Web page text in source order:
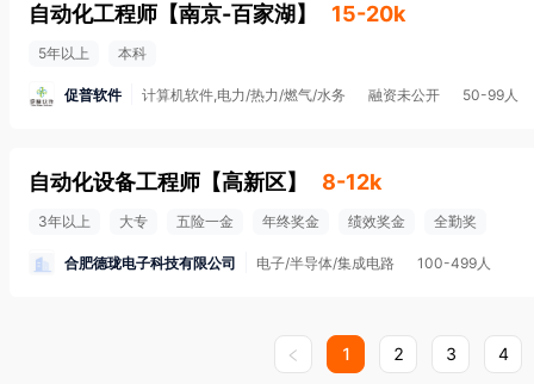
自动化工程师 【南京-百家湖 】 15-20k
5年以上 本科
促普软件 计算机软件,电力/热力/燃气/水务 融资未公开 50-99人
自动化设备工程师 【高新区】 8-12k
3年以上 大专 五险一金 年终奖金 绩效奖金 全勤奖
合肥德珑电子科技有限公司 电子/半导体/集成电路 100-499人
1 2 3 4